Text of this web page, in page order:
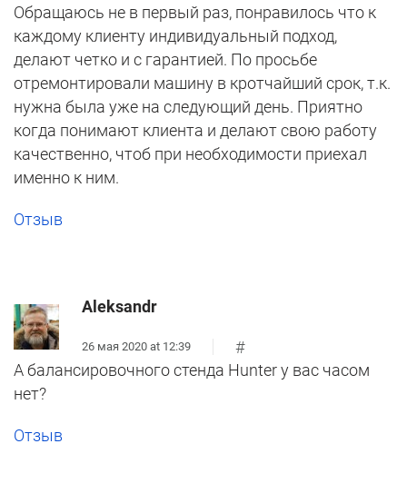
Обращаюсь не в первый раз, понравилось что к
каждому клиенту индивидуальный подход,
делают четко и с гарантией. По просьбе
отремонтировали машину в кротчайший срок, т.к.
нужна была уже на следующий день. Приятно
когда понимают клиента и делают свою работу
качественно, чтоб при необходимости приехал
именно к ним.
Отзыв
Aleksandr
26 мая 2020 at 12:39
#
А балансировочного стенда Hunter у вас часом
нет?
Отзыв